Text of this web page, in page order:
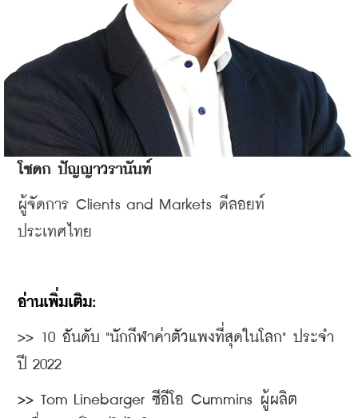
โชดก ปัญญาวรานันท์
ผู้จัดการ Clients and Markets ดีลอยท์
ประเทศไทย
อ่านเพิ่มเติม:
>> 10 อันดับ "นักกีฬาค่าตัวแพงที่สุดในโลก" ประจำ
ปี 2022
>> Tom Linebarger ซีอีโอ Cummins ผู้ผลิต